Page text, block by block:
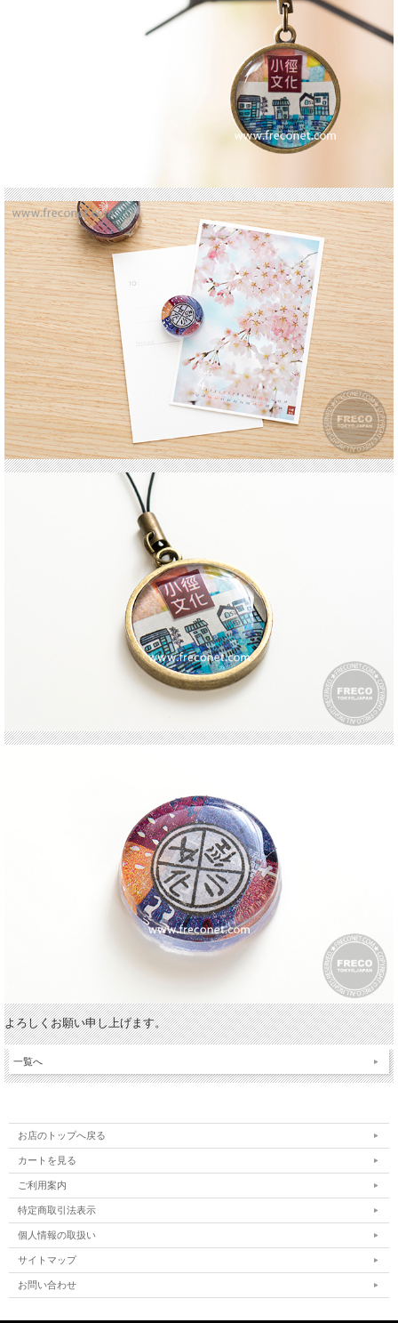
よろしくお願い申し上げます。
一覧へ
お店のトップへ戻る
カートを見る
ご利用案内
特定商取引法表示
個人情報の取扱い
サイトマップ
お問い合わせ